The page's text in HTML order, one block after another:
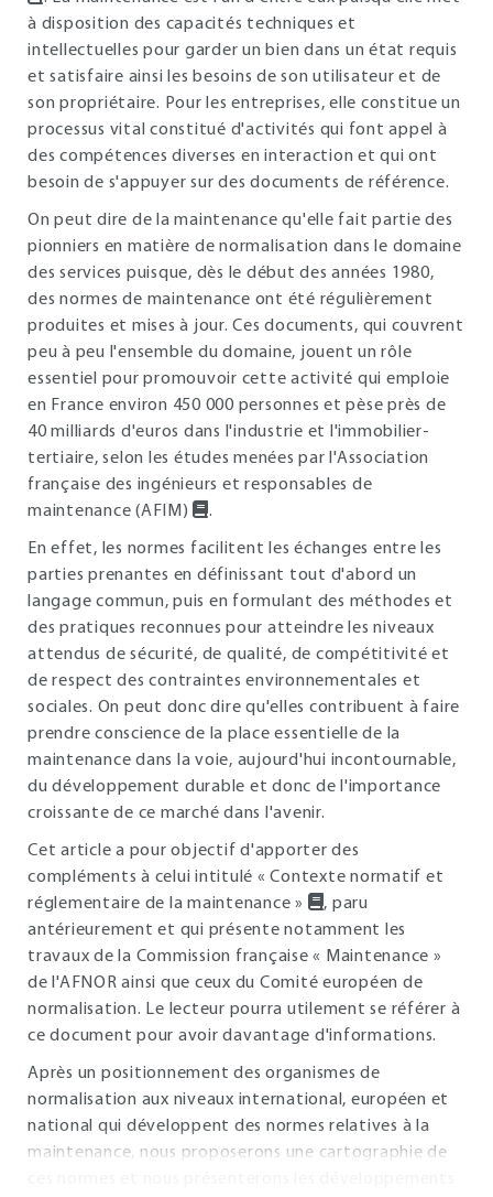
à disposition des capacités techniques et
intellectuelles pour garder un bien dans un état requis
et satisfaire ainsi les besoins de son utilisateur et de
son propriétaire. Pour les entreprises, elle constitue un
processus vital constitué d'activités qui font appel à
des compétences diverses en interaction et qui ont
besoin de s'appuyer sur des documents de référence.
On peut dire de la maintenance qu'elle fait partie des
pionniers en matière de normalisation dans le domaine
des services puisque, dès le début des années 1980,
des normes de maintenance ont été régulièrement
produites et mises à jour. Ces documents, qui couvrent
peu à peu l'ensemble du domaine, jouent un rôle
essentiel pour promouvoir cette activité qui emploie
en France environ 450 000 personnes et pèse près de
40 milliards d'euros dans l'industrie et l'immobilier-
tertiaire, selon les études menées par l'Association
française des ingénieurs et responsables de
maintenance (AFIM)
.
En effet, les normes facilitent les échanges entre les
parties prenantes en définissant tout d'abord un
langage commun, puis en formulant des méthodes et
des pratiques reconnues pour atteindre les niveaux
attendus de sécurité, de qualité, de compétitivité et
de respect des contraintes environnementales et
sociales. On peut donc dire qu'elles contribuent à faire
prendre conscience de la place essentielle de la
maintenance dans la voie, aujourd'hui incontournable,
du développement durable et donc de l'importance
croissante de ce marché dans l'avenir.
Cet article a pour objectif d'apporter des
compléments à celui intitulé « Contexte normatif et
réglementaire de la maintenance »
, paru
antérieurement et qui présente notamment les
travaux de la Commission française « Maintenance »
de l'AFNOR ainsi que ceux du Comité européen de
normalisation. Le lecteur pourra utilement se référer à
ce document pour avoir davantage d'informations.
Après un positionnement des organismes de
normalisation aux niveaux international, européen et
national qui développent des normes relatives à la
maintenance, nous proposerons une cartographie de